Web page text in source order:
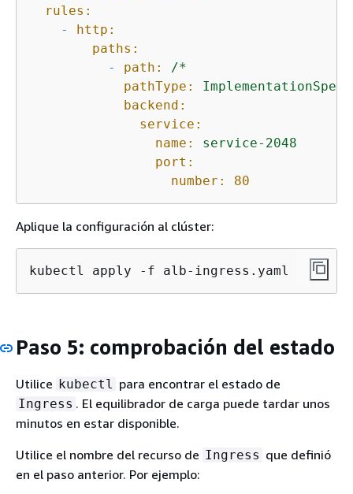
rules:
-
http:
paths:
-
path:
/*
pathType:
backend:
service:
name:
service-2048
port:
number:
80
Aplique la configuración al clúster:
kubectl apply -f alb-ingress.yaml
Paso 5: comprobación del estado
Utilice kubectl para encontrar el estado de
Ingress . El equilibrador de carga puede tardar unos
minutos en estar disponible.
Utilice el nombre del recurso de Ingress que definió
en el paso anterior. Por ejemplo: